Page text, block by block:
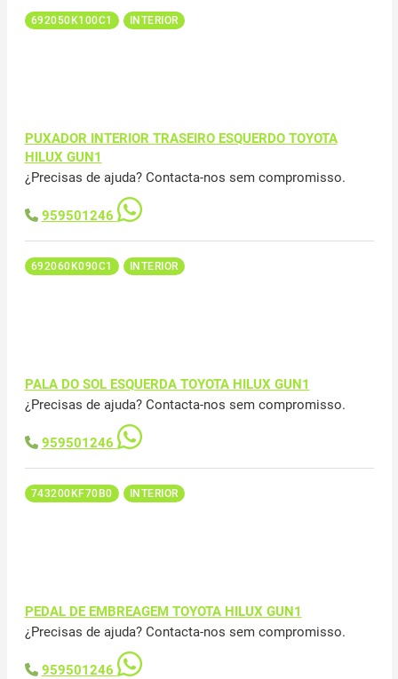
692050K100C1 INTERIOR
PUXADOR INTERIOR TRASEIRO ESQUERDO TOYOTA
HILUX GUN1
¿Precisas de ajuda? Contacta-nos sem compromisso.
959501246
692060K090C1 INTERIOR
PALA DO SOL ESQUERDA TOYOTA HILUX GUN1
¿Precisas de ajuda? Contacta-nos sem compromisso.
959501246
743200KF70B0 INTERIOR
PEDAL DE EMBREAGEM TOYOTA HILUX GUN1
¿Precisas de ajuda? Contacta-nos sem compromisso.
959501246